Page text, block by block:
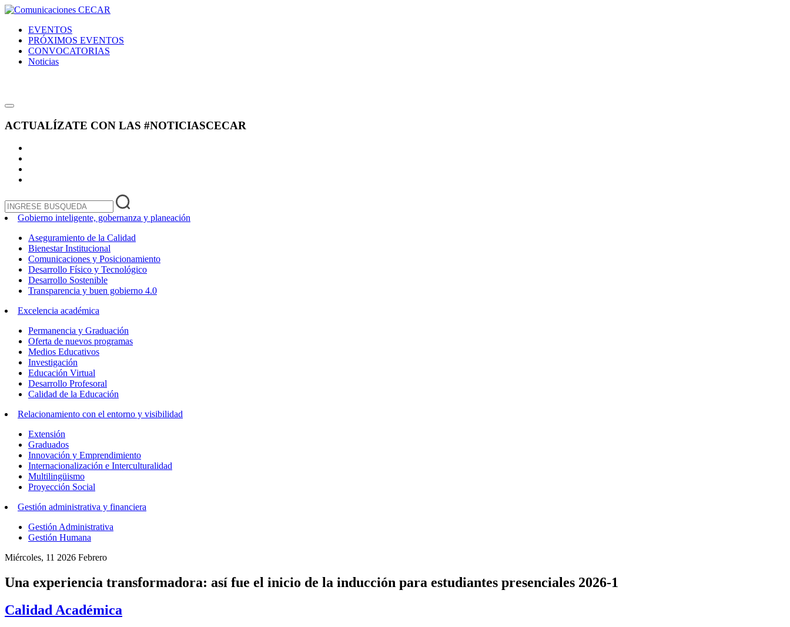
EVENTOS
PRÓXIMOS EVENTOS
CONVOCATORIAS
Noticias
ACTUALÍZATE CON LAS #NOTICIASCECAR
Gobierno inteligente, gobernanza y planeación
Aseguramiento de la Calidad
Bienestar Institucional
Comunicaciones y Posicionamiento
Desarrollo Físico y Tecnológico
Desarrollo Sostenible
Transparencia y buen gobierno 4.0
Excelencia académica
Permanencia y Graduación
Oferta de nuevos programas
Medios Educativos
Investigación
Educación Virtual
Desarrollo Profesoral
Calidad de la Educación
Relacionamiento con el entorno y visibilidad
Extensión
Graduados
Innovación y Emprendimiento
Internacionalización e Interculturalidad
Multilingüismo
Proyección Social
Gestión administrativa y financiera
Gestión Administrativa
Gestión Humana
Miércoles, 11 2026 Febrero
Una experiencia transformadora: así fue el inicio de la inducción para estudiantes presenciales 2026-1
Calidad Académica